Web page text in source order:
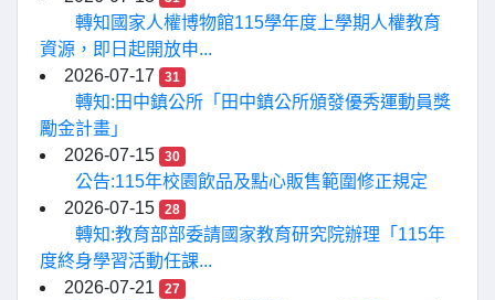
轉知國家人權博物館115學年度上學期人權教育
資源，即日起開放申...
2026-07-17
31
轉知:田中鎮公所「田中鎮公所頒發優秀運動員獎
勵金計畫」
2026-07-15
30
公告:115年校園飲品及點心販售範圍修正規定
2026-07-15
28
轉知:教育部部委請國家教育研究院辦理「115年
度終身學習活動任課...
2026-07-21
27